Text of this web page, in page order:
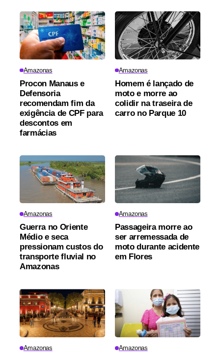
Amazonas
Procon Manaus e
Defensoria
recomendam fim da
exigência de CPF para
descontos em
farmácias
Amazonas
Homem é lançado de
moto e morre ao
colidir na traseira de
carro no Parque 10
Amazonas
Guerra no Oriente
Médio e seca
pressionam custos do
transporte fluvial no
Amazonas
Amazonas
Passageira morre ao
ser arremessada de
moto durante acidente
em Flores
Amazonas Amazonas